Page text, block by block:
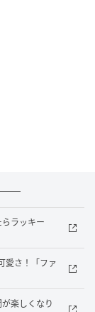
ラッキー
愛さ！「ファ
楽しくなり